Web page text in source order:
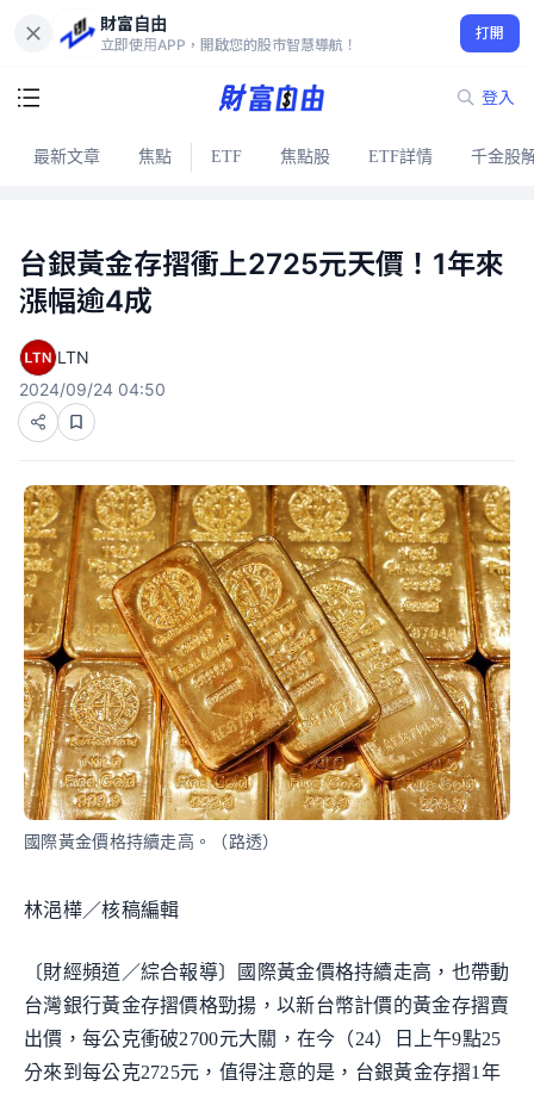
財富自由
立即使用APP，開啟您的股市智慧導航！
打開
登入
最新文章 焦點 ETF 焦點股 ETF詳情 千金股
台銀黃金存摺衝上2725元天價！1年來
漲幅逾4成
LTN
2024/09/24 04:50
國際黃金價格持續走高。（路透）
林浥樺／核稿編輯
〔財經頻道／綜合報導〕國際黃金價格持續走高，也帶動
台灣銀行黃金存摺價格勁揚，以新台幣計價的黃金存摺賣
出價，每公克衝破2700元大關，在今（24）日上午9點25
分來到每公克2725元，值得注意的是，台銀黃金存摺1年